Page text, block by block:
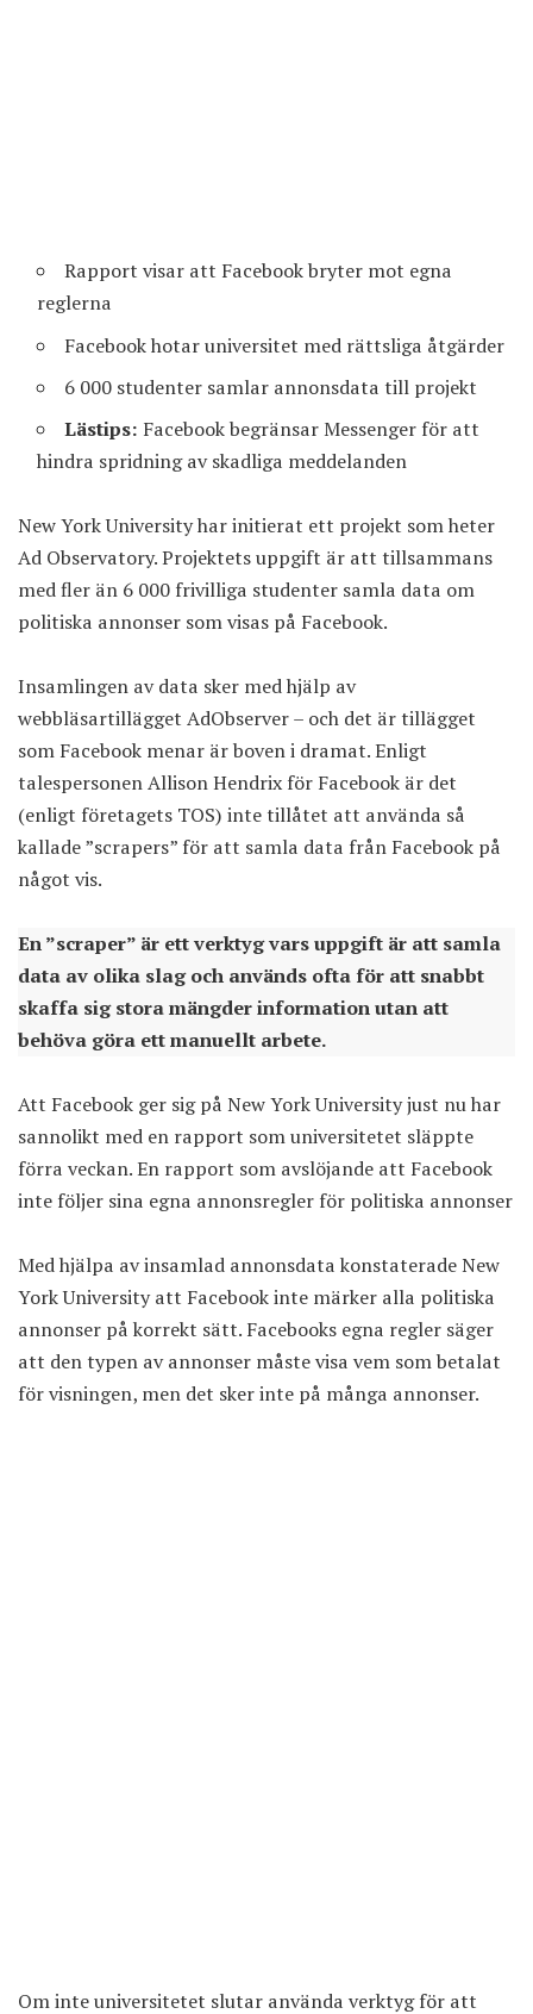
Rapport visar att Facebook bryter mot egna
reglerna
Facebook hotar universitet med rättsliga åtgärder
6 000 studenter samlar annonsdata till projekt
Lästips: Facebook begränsar Messenger för att
hindra spridning av skadliga meddelanden
New York University har initierat ett projekt som heter
Ad Observatory. Projektets uppgift är att tillsammans
med fler än 6 000 frivilliga studenter samla data om
politiska annonser som visas på Facebook.
Insamlingen av data sker med hjälp av
webbläsartillägget AdObserver – och det är tillägget
som Facebook menar är boven i dramat. Enligt
talespersonen Allison Hendrix för Facebook är det
(enligt företagets TOS) inte tillåtet att använda så
kallade ”scrapers” för att samla data från Facebook på
något vis.
En ”scraper” är ett verktyg vars uppgift är att samla
data av olika slag och används ofta för att snabbt
skaffa sig stora mängder information utan att
behöva göra ett manuellt arbete.
Att Facebook ger sig på New York University just nu har
sannolikt med en rapport som universitetet släppte
förra veckan. En rapport som avslöjande att Facebook
inte följer sina egna annonsregler för politiska annonser
Med hjälpa av insamlad annonsdata konstaterade New
York University att Facebook inte märker alla politiska
annonser på korrekt sätt. Facebooks egna regler säger
att den typen av annonser måste visa vem som betalat
för visningen, men det sker inte på många annonser.
Om inte universitetet slutar använda verktyg för att